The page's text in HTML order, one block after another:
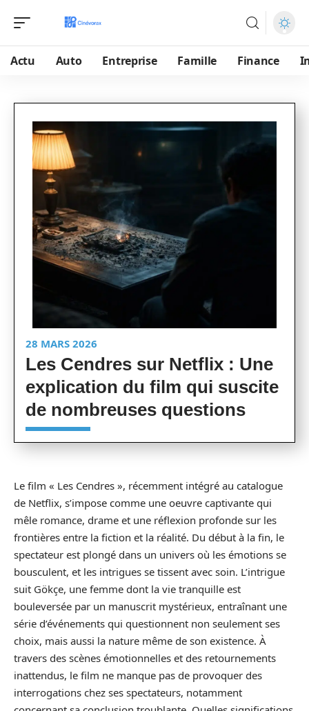
Actu Auto Entreprise Famille Finance
28 MARS 2026
Les Cendres sur Netflix : Une
explication du film qui suscite
de nombreuses questions
Le film « Les Cendres », récemment intégré au catalogue
de Netflix, s’impose comme une oeuvre captivante qui
mêle romance, drame et une réflexion profonde sur les
frontières entre la fiction et la réalité. Du début à la fin, le
spectateur est plongé dans un univers où les émotions se
bousculent, et les intrigues se tissent avec soin. L’intrigue
suit Gökçe, une femme dont la vie tranquille est
bouleversée par un manuscrit mystérieux, entraînant une
série d’événements qui questionnent non seulement ses
choix, mais aussi la nature même de son existence. À
travers des scènes émotionnelles et des retournements
inattendus, le film ne manque pas de provoquer des
interrogations chez ses spectateurs, notamment